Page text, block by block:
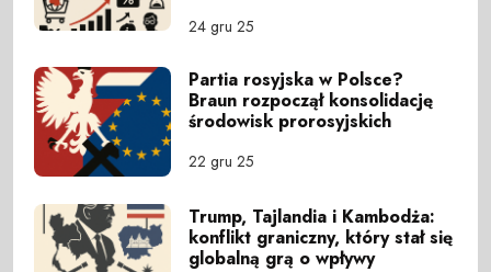
24 gru 25
Partia rosyjska w Polsce?
Braun rozpoczął konsolidację
środowisk prorosyjskich
22 gru 25
Trump, Tajlandia i Kambodża:
konflikt graniczny, który stał się
globalną grą o wpływy